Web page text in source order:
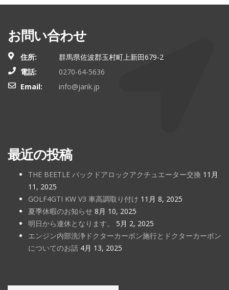
お問い合わせ
住所:
群馬県佐波郡玉村町上新田679-2
電話:
0270-64-5636
Email:
info@jank.jp
最近の投稿
THE BEETLE バックドアロックアクチュエーター交換 11月
11, 2025
GOLF4GTI KW V3 車高調取り付け 11月 8, 2025
夏季休暇のお知らせ 8月 10, 2025
明日から連休となります。
5月 2, 2025
エンジン内部洗浄ドクターカーボン施行とドクターカーボン
についてのお話 4月 13, 2025